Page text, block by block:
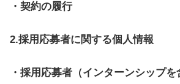
・契約の履行
2.採用応募者に関する個人情報
・採用応募者（インターンシップ